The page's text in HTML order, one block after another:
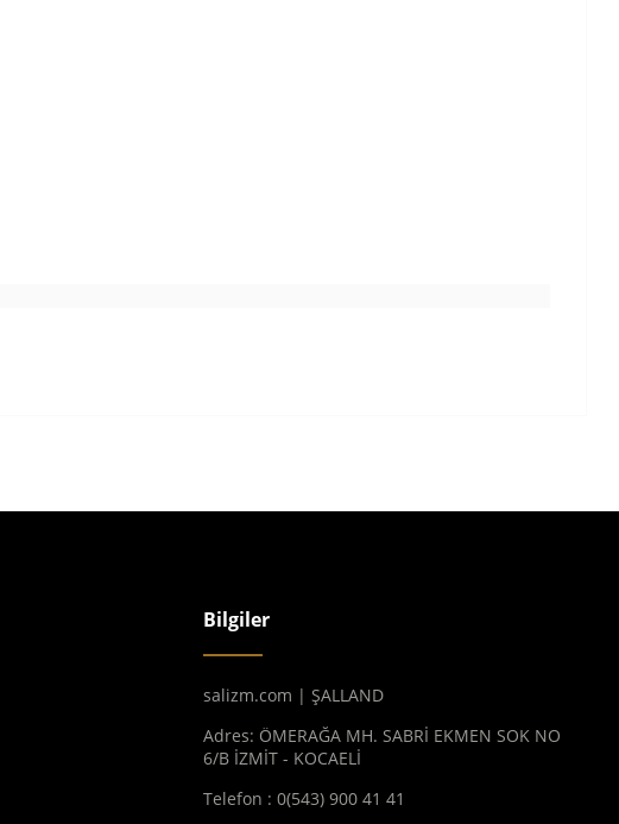
Bilgiler
salizm.com | ŞALLAND
Adres: ÖMERAĞA MH. SABRİ EKMEN SOK NO
6/B İZMİT - KOCAELİ
Telefon : 0(543) 900 41 41